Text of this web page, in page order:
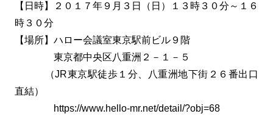
【日時】２０１７年９月３日（日）１３時３０分～１６
時３０分
【場所】ハロー会議室東京駅前ビル９階
東京都中央区八重洲２－１－５
（JR東京駅徒歩１分、八重洲地下街２６番出口
直結）
https://www.hello-mr.net/detail/?obj=68